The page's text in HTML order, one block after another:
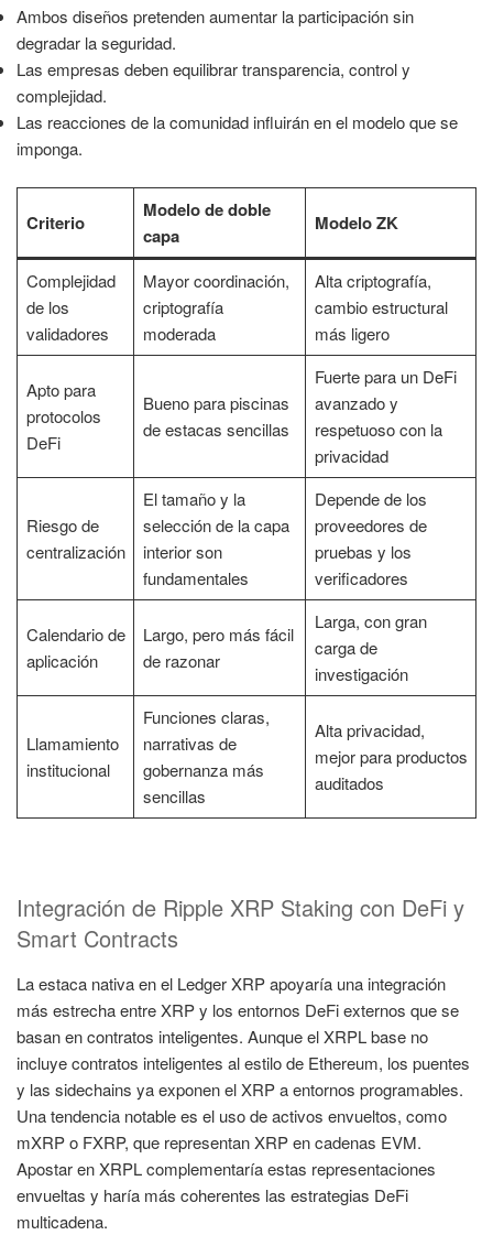
Ambos diseños pretenden aumentar la participación sin
degradar la seguridad.
Las empresas deben equilibrar transparencia, control y
complejidad.
Las reacciones de la comunidad influirán en el modelo que se
imponga.
Criterio
Modelo de doble
capa
Modelo ZK
Complejidad
de los
validadores
Mayor coordinación,
criptografía
moderada
Alta criptografía,
cambio estructural
más ligero
Apto para
protocolos
DeFi
Bueno para piscinas
de estacas sencillas
Fuerte para un DeFi
avanzado y
respetuoso con la
privacidad
Riesgo de
centralización
El tamaño y la
selección de la capa
interior son
fundamentales
Depende de los
proveedores de
pruebas y los
verificadores
Calendario de
aplicación
Largo, pero más fácil
de razonar
Larga, con gran
carga de
investigación
Llamamiento
institucional
Funciones claras,
narrativas de
gobernanza más
sencillas
Alta privacidad,
mejor para productos
auditados
Integración de Ripple XRP Staking con DeFi y
Smart Contracts
La estaca nativa en el Ledger XRP apoyaría una integración
más estrecha entre XRP y los entornos DeFi externos que se
basan en contratos inteligentes. Aunque el XRPL base no
incluye contratos inteligentes al estilo de Ethereum, los puentes
y las sidechains ya exponen el XRP a entornos programables.
Una tendencia notable es el uso de activos envueltos, como
mXRP o FXRP, que representan XRP en cadenas EVM.
Apostar en XRPL complementaría estas representaciones
envueltas y haría más coherentes las estrategias DeFi
multicadena.